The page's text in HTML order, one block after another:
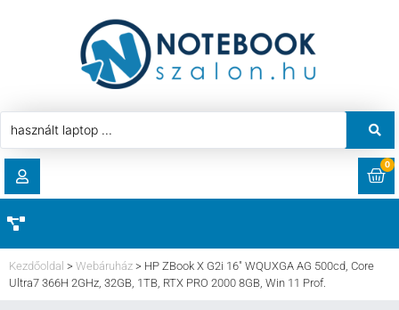
LETÖLTÉSEK
0
HASZNÁLT LAPTOP
AKCIÓ
Kezdőoldal > Webáruház > HP ZBook X G2i 16″ WQUXGA AG 500cd, Core
Ultra7 366H 2GHz, 32GB, 1TB, RTX PRO 2000 8GB, Win 11 Prof.